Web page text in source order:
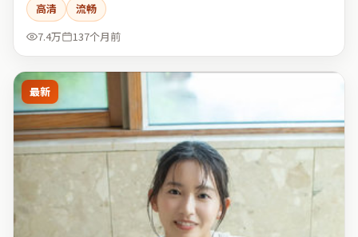
高清
流畅
7.4万
137个月前
最新